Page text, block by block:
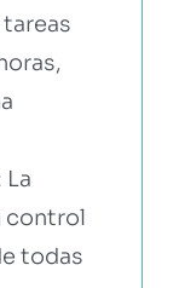
control
todas